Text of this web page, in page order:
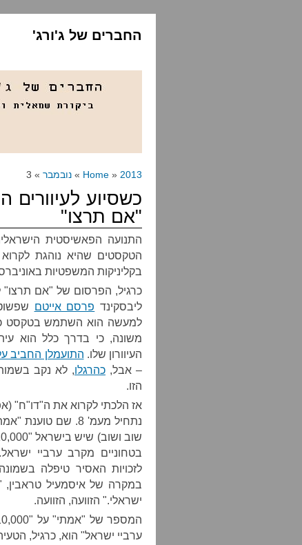
החברים של ג'ורג'
Home » 2013
» נובמבר » 3
כשסיוע
"אם תרצו"
התנועה הפאשיסטית
הטקסטים שהיא נוהגת
בקליניקות המשפטיות
כרגיל, הפרסום של "אם תרצו"
ליבסקינד פרסם אייטם
למעשה הוא השתמש בטקסט
משונה, כי בדרך כלל הוא
העיוורון שלו. התועמלן החביב
– אבל, כהרגלו, לא נקב
הזו.
אז הלכתי לקרוא את ה"דו"ח"
נתחיל מעמ' 8. שם
בטחוניים מקרב ערביי
לזכויות האסיר טיפלה
במקרה של איסמעיל טראבין,
ישראלי." הזוועה, הזוועה.
ערביי ישראל" הוא, כרגיל,